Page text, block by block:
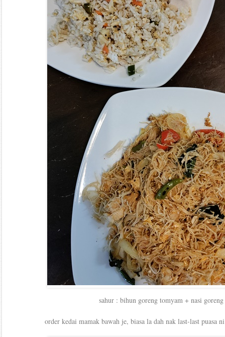
sahur : bihun goreng tomyam + nasi goreng
order kedai mamak bawah je, biasa la dah nak last-last puasa